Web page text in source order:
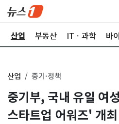
산업 부동산 ITㆍ과학 바
산업 중기·정책
중기부, 국내 유일 여
스타트업 어워즈' 개최